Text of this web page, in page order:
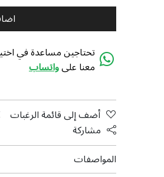
تحتاجين مساعدة في
معنا علىواتساب
أضف إلى قائمة الرغبات
مشاركة
المواصفات